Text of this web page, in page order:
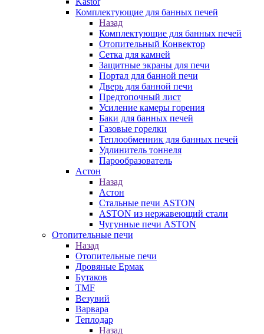
Комплектующие для банных печей
Назад
Комплектующие для банных печей
Отопительный Конвектор
Сетка для камней
Защитные экраны для печи
Портал для банной печи
Дверь для банной печи
Предтопочный лист
Усиление камеры горения
Баки для банных печей
Газовые горелки
Теплообменник для банных печей
Удлинитель тоннеля
Парообразователь
Астон
Назад
Астон
Стальные печи ASTON
ASTON из нержавеющий стали
Чугунные печи ASTON
Отопительные печи
Назад
Отопительные печи
Дровяные Ермак
Бутаков
TMF
Везувий
Варвара
Теплодар
Назад